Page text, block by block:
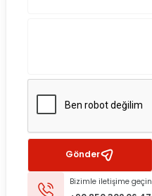
Gönder
Bizimle iletişime geçin